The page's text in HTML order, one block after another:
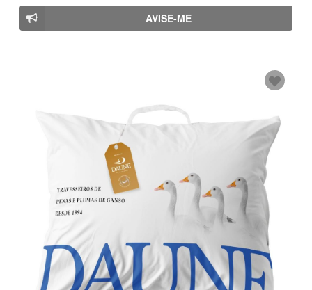
AVISE-ME